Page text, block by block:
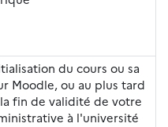
du cours ou sa
Moodle, ou au plus tard
fin de validité de votre
à l'université